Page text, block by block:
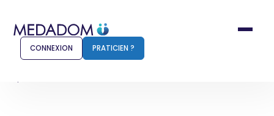
CONNEXION PRATICIEN ?